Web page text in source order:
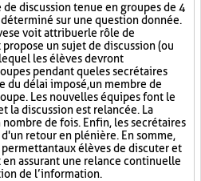
discussion tenue en groupes de 4
sur une question donnée.
se voit attribuer le rôle de
un sujet de discussion (ou
les élèves devront
pendant que les secrétaires
du délai imposé, un membre de
Les nouvelles équipes font le
la discussion est relancée. La
de fois. Enfin, les secrétaires
retour en plénière. En somme,
aux élèves de discuter et
assurant une relance continuelle
de l’information.